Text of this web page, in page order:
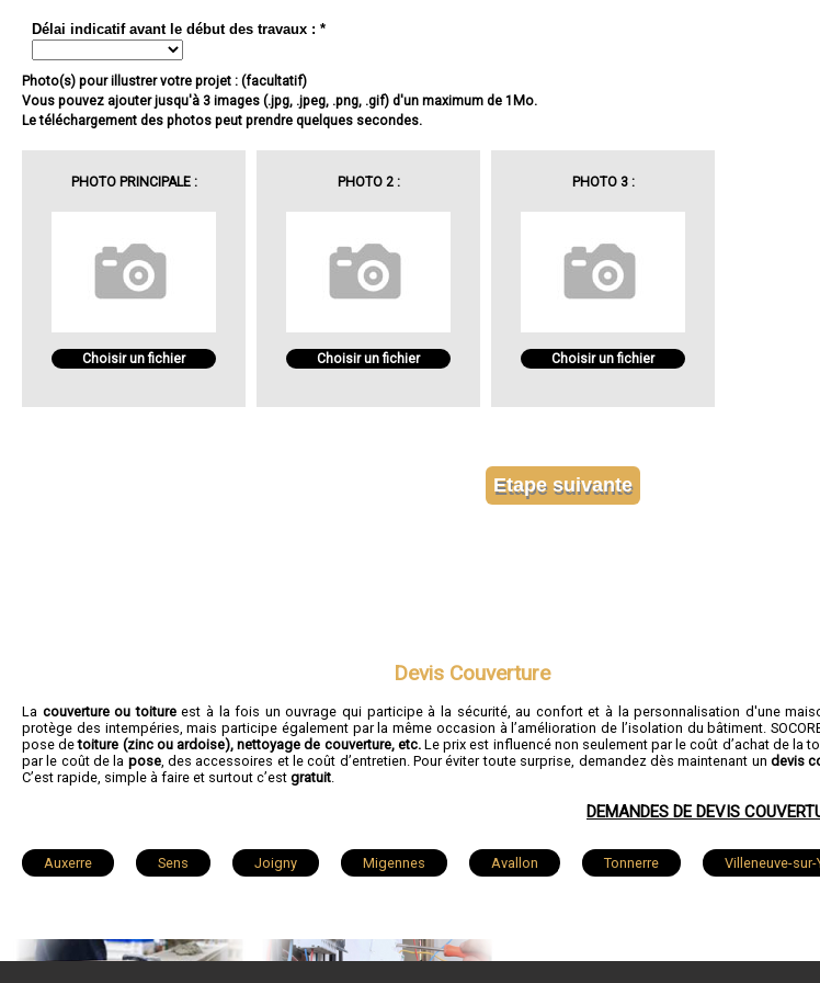
Délai indicatif avant le début des travaux : *
Photo(s) pour illustrer votre projet : (facultatif)
Vous pouvez ajouter jusqu'à 3 images (.jpg, .jpeg, .png, .gif) d'un maximum de 1Mo.
Le téléchargement des photos peut prendre quelques secondes.
PHOTO PRINCIPALE :
Choisir un fichier
PHOTO 2 :
Choisir un fichier
PHOTO 3 :
Choisir un fichier
Devis Couverture
La couverture ou toitureest à la fois un ouvrage qui participe à la sécurité, au confort et à la personnalisation d'une
protège des intempéries, mais participe également par la même occasion à l’amélioration de l’isolation du bâtiment.
pose detoiture (zinc ou ardoise), nettoyage de couverture, etc.Le prix est influencé non seulement par le coût d’achat de la
par le coût de la pose, des accessoires et le coût d’entretien. Pour éviter toute surprise, demandez dès maintenant un devis
C’est rapide, simple à faire et surtout c’est gratuit
DEMANDES DE DEVIS
Auxerre Sens Joigny Migennes Avallon Tonnerre Villeneuve-sur-
Saint-Julien-du-Sault Chablis Chevannes Champigny Héry Véron